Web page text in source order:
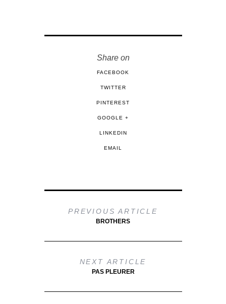
Share on
FACEBOOK
TWITTER
PINTEREST
GOOGLE +
LINKEDIN
EMAIL
PREVIOUS ARTICLE
BROTHERS
NEXT ARTICLE
PAS PLEURER